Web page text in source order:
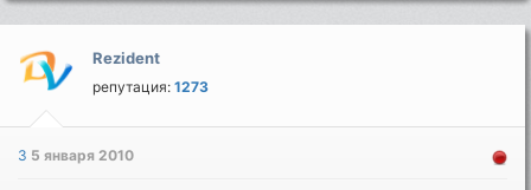
Rezident
репутация:1273
3 5 января 2010